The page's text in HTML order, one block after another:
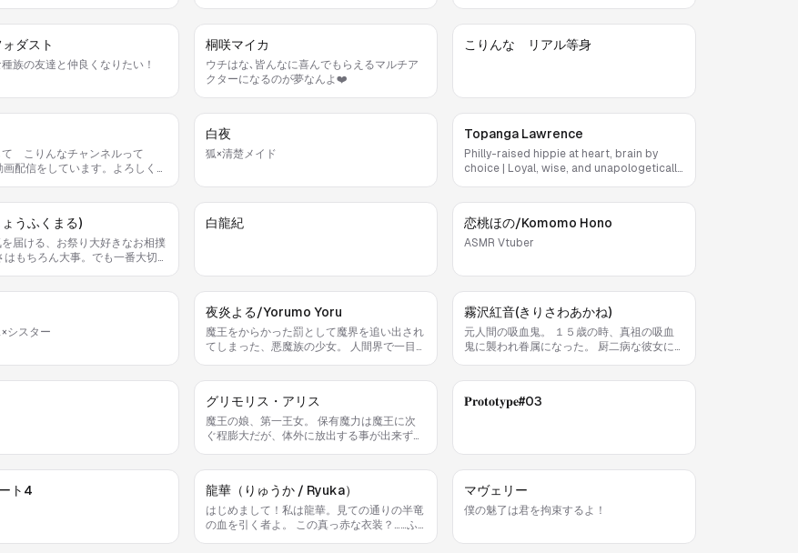
ォダスト
族の友達と仲良くなりたい！
桐咲マイカ
ウチはな､皆んなに喜んでもらえるマルチア
クターになるのが夢なんよ❤️
こりんな リアル等身
て こりんなチャンネルって
配信をしています。よろしくお
白夜
狐×清楚メイド
Topanga Lawrence
Philly-raised hippie at heart, brain by
choice | Loyal, wise, and unapologetically
うふくまる)
届ける、お祭り大好きなお相撲
はもちろん大事。でも一番大切
すこい』！ 相手を倒すんじゃなく
幸せを引き寄せる技なんじや。
白龍紀 恋桃ほの/Komomo Hono
ASMR Vtuber
シスター
夜炎よる/Yorumo Yoru
魔王をからかった罰として魔界を追い出され
てしまった、悪魔族の少女。 人間界で一目
こだわりがあるらしい。
霧沢紅音(きりさわあかね)
元人間の吸血鬼。 １５歳の時、真祖の吸血
鬼に襲われ眷属になった。 厨二病な彼女に
真祖は姿を消してしまった。 紅音は真祖を
グリモリス・アリス
魔王の娘、第一王女。 保有魔力は魔王に次
ぐ程膨大だが、体外に放出する事が出来ず、
ものは少ない。 第一王女として貴族の振る
舞いをするが、可愛い物が大好きで、自室に
は大量のぬいぐるみがある。 食べる事も好
𝐏𝐫𝐨𝐭𝐨𝐭𝐲𝐩𝐞#03
ト4 龍華（りゅうか / Ryuka）
はじめまして！私は龍華。見ての通りの半竜
の血を引く者よ。 この真っ赤な衣装？……ふ
マヴェリー
僕の魅了は君を拘束するよ！